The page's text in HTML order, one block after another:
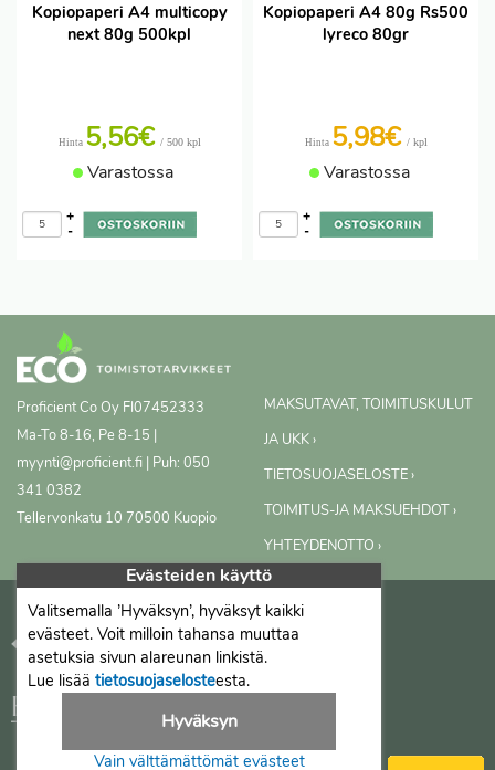
Kopiopaperi A4 multicopy
next 80g 500kpl
Hinta 5,56€ / 500 kpl
Varastossa
-
+
Kopiopaperi A4 80g Rs500
lyreco 80gr
Hinta 5,98€ / kpl
Varastossa
-
+
Proficient Co Oy FI07452333
Ma-To 8-16, Pe 8-15 |
myynti@proficient.fi | Puh: 050
341 0382
Tellervonkatu 10 70500 Kuopio
MAKSUTAVAT, TOIMITUSKULUT
JA UKK ›
TIETOSUOJASELOSTE ›
TOIMITUS-JA MAKSUEHDOT ›
YHTEYDENOTTO ›
Evästeiden käyttö
Valitsemalla ’Hyväksyn’, hyväksyt kaikki
evästeet. Voit milloin tahansa muuttaa
asetuksia sivun alareunan linkistä.
Lue lisää tietosuojaselosteesta.
Hyväksyn
Vain välttämättömät evästeet